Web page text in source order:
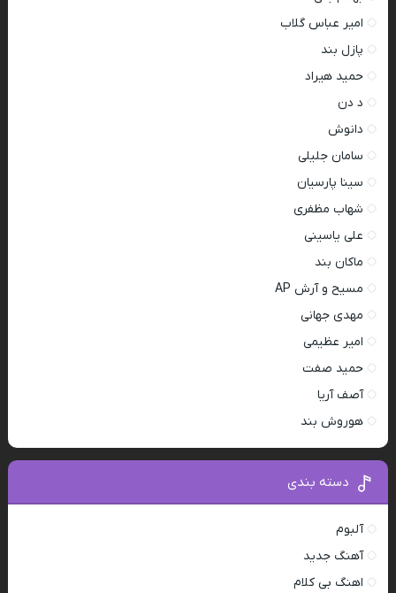
امیر عباس گلاب
پازل بند
حمید هیراد
د دن
دانوش
سامان جلیلی
سینا پارسیان
شهاب مظفری
علی یاسینی
ماکان بند
مسیح و آرش AP
مهدی جهانی
امیر عظیمی
حمید صفت
آصف آریا
هوروش بند
دسته بندی
آلبوم
آهنگ جدید
اهنگ بی کلام